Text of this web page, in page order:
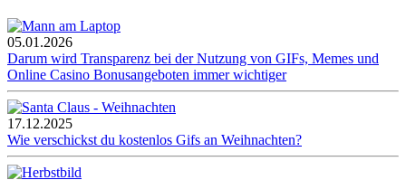
05.01.2026
Darum wird Transparenz bei der Nutzung von GIFs, Memes und
Online Casino Bonusangeboten immer wichtiger
17.12.2025
Wie verschickst du kostenlos Gifs an Weihnachten?